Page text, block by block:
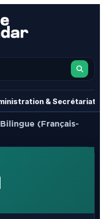
& Secrétariat
(Français-